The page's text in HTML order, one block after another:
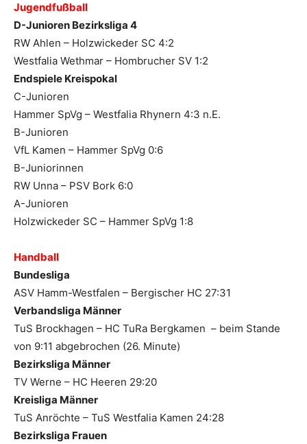
Jugendfußball
D-Junioren Bezirksliga 4
RW Ahlen – Holzwickeder SC 4:2
Westfalia Wethmar – Hombrucher SV 1:2
Endspiele Kreispokal
C-Junioren
Hammer SpVg – Westfalia Rhynern 4:3 n.E.
B-Junioren
VfL Kamen – Hammer SpVg 0:6
B-Juniorinnen
RW Unna – PSV Bork 6:0
A-Junioren
Holzwickeder SC – Hammer SpVg 1:8
Handball
Bundesliga
ASV Hamm-Westfalen – Bergischer HC 27:31
Verbandsliga Männer
TuS Brockhagen – HC TuRa Bergkamen – beim Stande
von 9:11 abgebrochen (26. Minute)
Bezirksliga Männer
TV Werne – HC Heeren 29:20
Kreisliga Männer
TuS Anröchte – TuS Westfalia Kamen 24:28
Bezirksliga Frauen